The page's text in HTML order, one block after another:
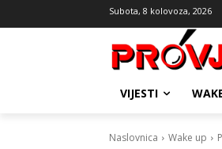
Subota, 8 kolovoza, 2026
VIJESTI
Naslovnica Wake up